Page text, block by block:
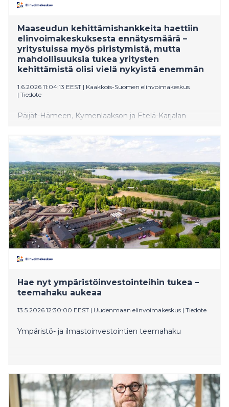
Maaseudun kehittämishankkeita haettiin
elinvoimakeskuksesta ennätysmäärä –
yritystuissa myös piristymistä, mutta
mahdollisuuksia tukea yritysten
kehittämistä olisi vielä nykyistä enemmän
1.6.2026 11:04:13 EEST | Kaakkois-Suomen elinvoimakeskus
| Tiedote
Päijät-Hämeen, Kymenlaakson ja Etelä-Karjalan
elinvoimakeskuksesta rahoitusta poikkeuksellisen
paljon kevään valintajaksolla. Myös maaseudun
mutta mahdollisuuksia tukea yrityksiä ja elinvoimaa
olisi vielä nykyistä enemmänkin.
Hae nyt ympäristöinvestointeihin tukea –
teemahaku aukeaa
13.5.2026 12:30:00 EEST | Uudenmaan elinvoimakeskus | Tiedote
Ympäristö- ja ilmastoinvestointien teemahaku